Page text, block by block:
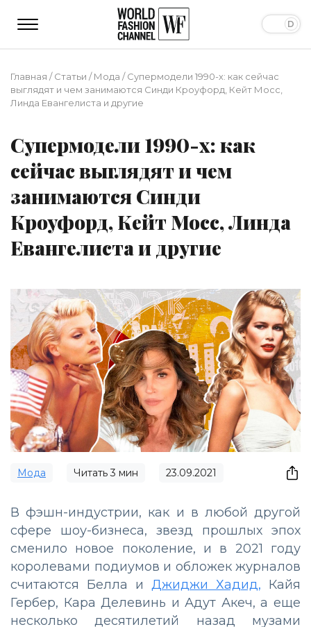
Главная /Статьи /Мода /Супермодели 1990-х: как сейчас
выглядят и чем занимаются Синди Кроуфорд, Кейт Мосс,
Линда Евангелиста и другие
Супермодели 1990-х: как
сейчас выглядят и чем
занимаются Синди
Кроуфорд, Кейт Мосс, Линда
Евангелиста и другие
Мода Читать3 мин 23.09.2021
В фэшн-индустрии, как и в любой другой
сфере шоу-бизнеса, звезд прошлых эпох
сменило новое поколение, и в 2021 году
королевами подиумов и обложек журналов
считаются Белла и Джиджи Хадид, Кайя
Гербер, Кара Делевинь и Адут Акеч, а еще
несколько десятилетий назад музами